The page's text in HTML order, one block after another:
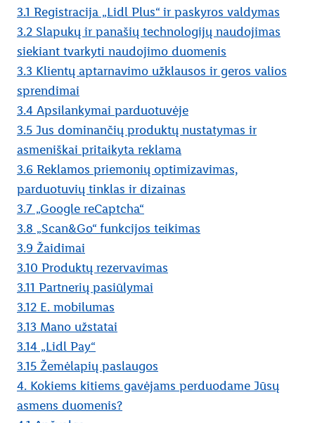
Produktai ir paslaugos
„Lidl“ įmonių grupė
Prieinamumo direktyva
3.1 Registracija „Lidl Plus“ ir paskyros valdymas
3.2 Slapukų ir panašių technologijų naudojimas
siekiant tvarkyti naudojimo duomenis
3.3 Klientų aptarnavimo užklausos ir geros valios
sprendimai
3.4 Apsilankymai parduotuvėje
3.5 Jus dominančių produktų nustatymas ir
asmeniškai pritaikyta reklama
3.6 Reklamos priemonių optimizavimas,
parduotuvių tinklas ir dizainas
3.7 „Google reCaptcha“
3.8 „Scan&Go“ funkcijos teikimas
3.9 Žaidimai
3.10 Produktų rezervavimas
3.11 Partnerių pasiūlymai
3.12 E. mobilumas
3.13 Mano užstatai
3.14 „Lidl Pay“
3.15 Žemėlapių paslaugos
4. Kokiems kitiems gavėjams perduodame Jūsų
asmens duomenis?